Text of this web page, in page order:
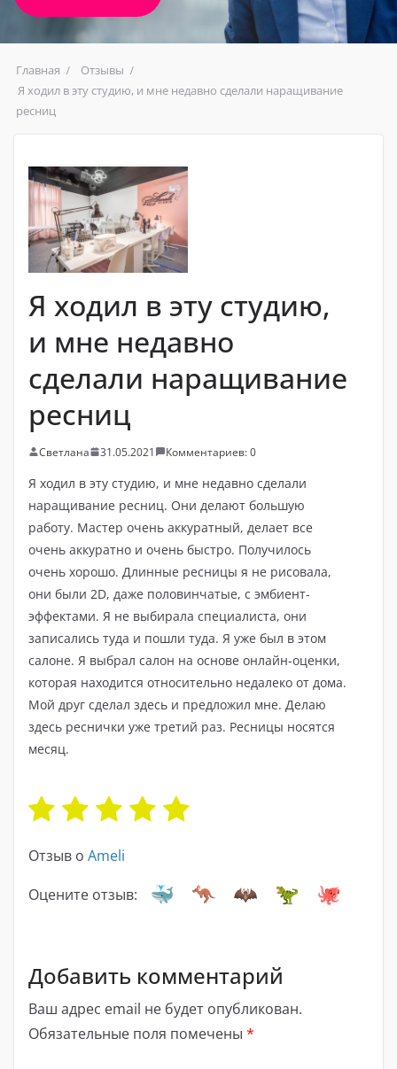
Главная
Отзывы
Я ходил в эту студию, и мне недавно сделали наращивание
ресниц
Я ходил в эту студию,
и мне недавно
сделали наращивание
ресниц
Светлана 31.05.2021 Комментариев: 0
Я ходил в эту студию, и мне недавно сделали
наращивание ресниц. Они делают большую
работу. Мастер очень аккуратный, делает все
очень аккуратно и очень быстро. Получилось
очень хорошо. Длинные ресницы я не рисовала,
они были 2D, даже половинчатые, с эмбиент-
эффектами. Я не выбирала специалиста, они
записались туда и пошли туда. Я уже был в этом
салоне. Я выбрал салон на основе онлайн-оценки,
которая находится относительно недалеко от дома.
Мой друг сделал здесь и предложил мне. Делаю
здесь реснички уже третий раз. Ресницы носятся
месяц.
Отзыв о Ameli
Оцените отзыв:
Добавить комментарий
Ваш адрес email не будет опубликован.
Обязательные поля помечены *